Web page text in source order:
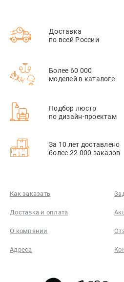
Доставка
по всей России
Более 60 000
моделей в каталоге
Подбор люстр
по дизайн-проектам
За 10 лет доставлено
более 22 000 заказов
Как заказать
Доставка и оплата
О компании
Адреса